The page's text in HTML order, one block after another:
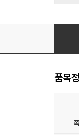
출판
품목